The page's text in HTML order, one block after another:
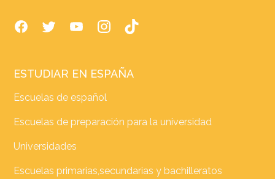
ESTUDIAR EN ESPAÑA
Escuelas de español
Escuelas de preparación para la universidad
Universidades
Escuelas primarias,secundarias y bachilleratos